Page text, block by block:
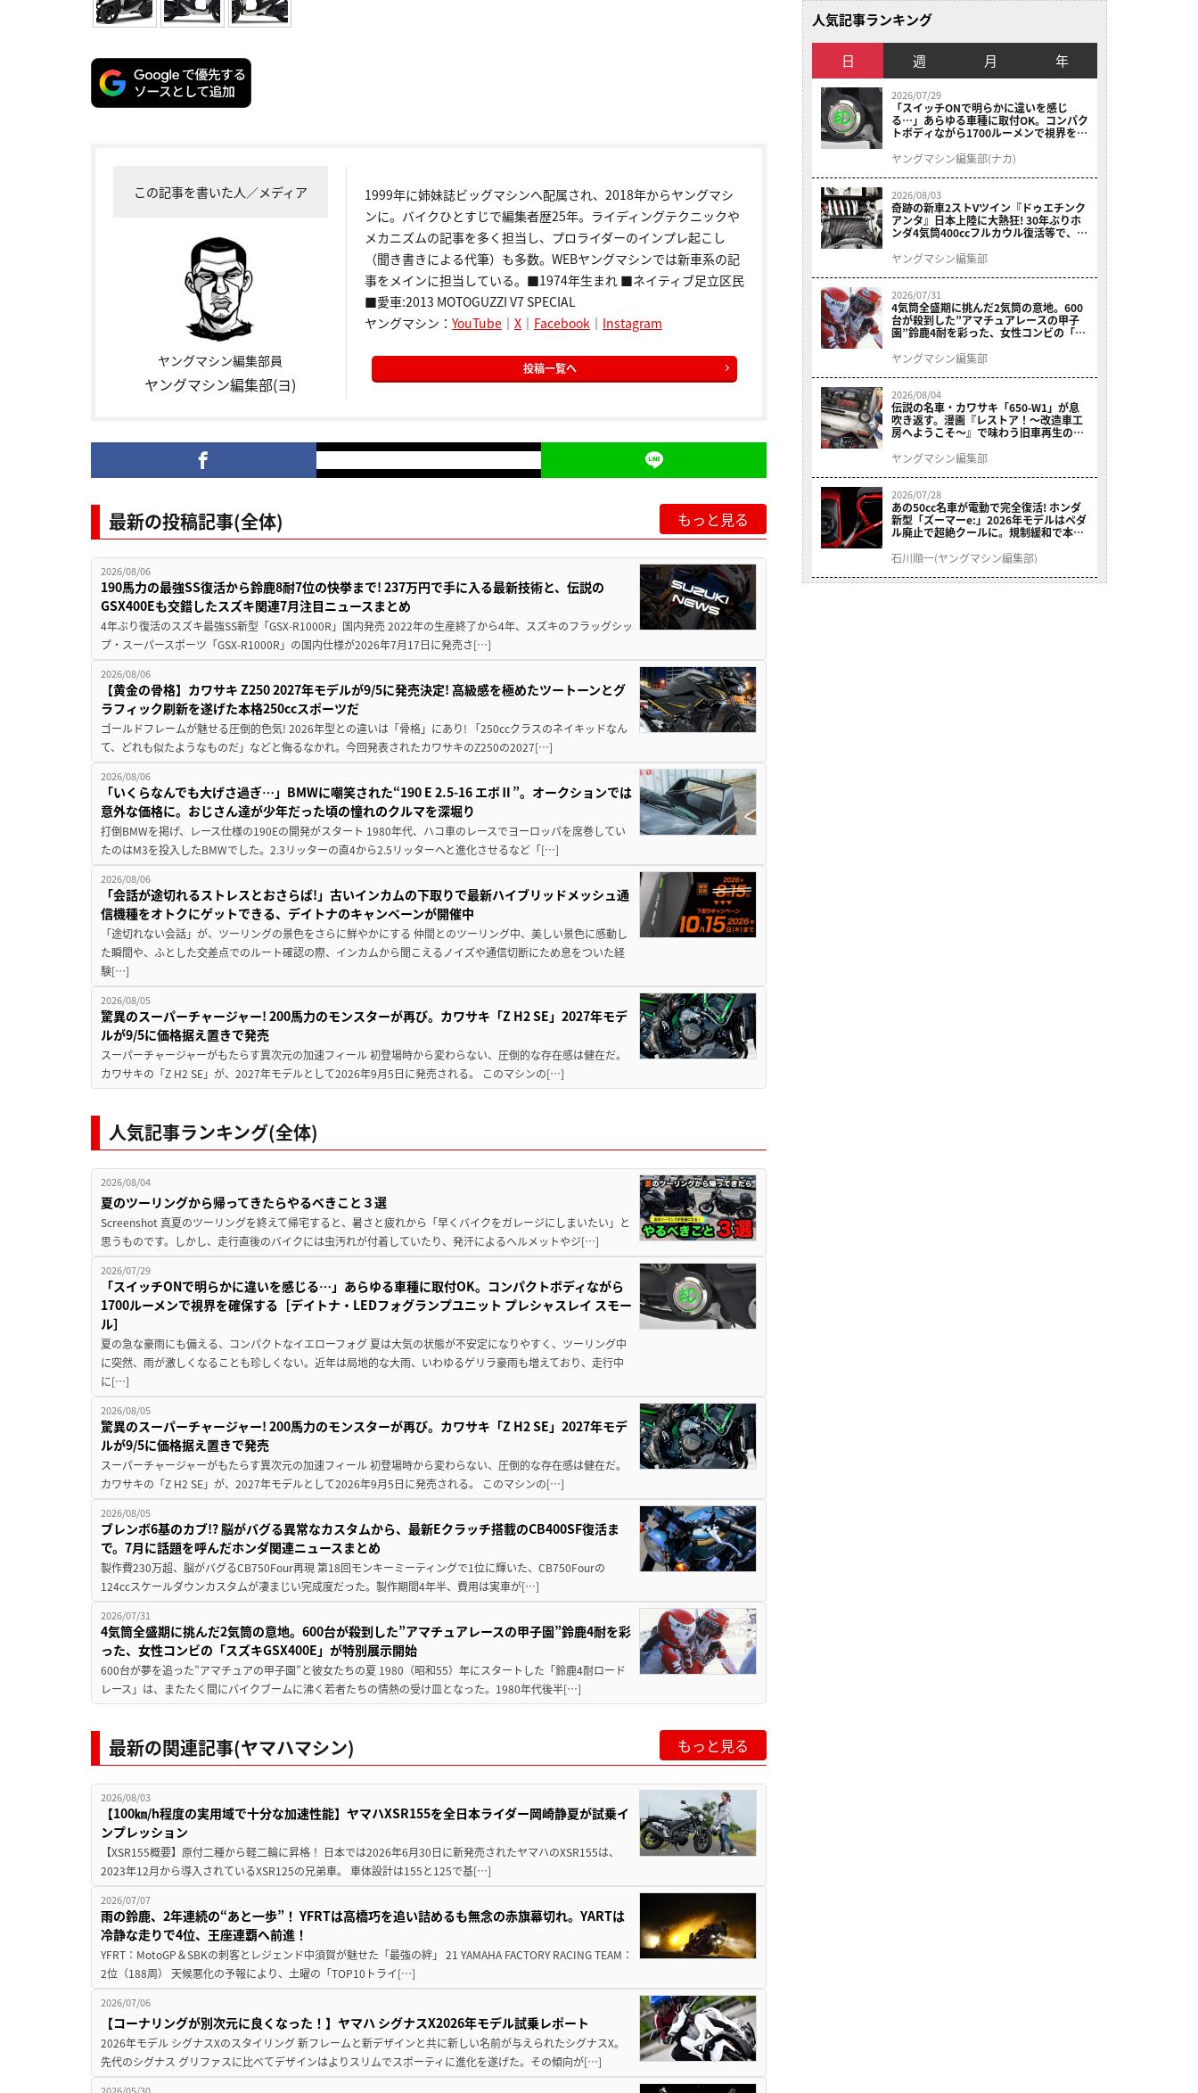
この記事を書いた人／メディア
ヤングマシン編集部員
ヤングマシン編集部(ヨ)
1999年に姉妹誌ビッグマシンへ配属され、2018年からヤングマシ
ンに。バイクひとすじで編集者歴25年。ライディングテクニックや
メカニズムの記事を多く担当し、プロライダーのインプレ起こし
（聞き書きによる代筆）も多数。WEBヤングマシンでは新車系の記
事をメインに担当している。■1974年生まれ ■ネイティブ足立区民
■愛車:2013 MOTOGUZZI V7 SPECIAL
ヤングマシン： YouTube｜ X｜ Facebook｜ Instagram
投稿一覧へ
最新の投稿記事(全体) もっと見る
2026/08/06
190馬力の最強SS復活から鈴鹿8耐7位の快挙まで! 237万円で手に入る最新技術と、伝説の
GSX400Eも交錯したスズキ関連7月注目ニュースまとめ
4年ぶり復活のスズキ最強SS新型「GSX-R1000R」国内発売 2022年の生産終了から4年、スズキのフラッグシッ
プ・スーパースポーツ「GSX-R1000R」の国内仕様が2026年7月17日に発売さ[…]
2026/08/06
【黄金の骨格】カワサキ Z250 2027年モデルが9/5に発売決定! 高級感を極めたツートーンとグ
ラフィック刷新を遂げた本格250ccスポーツだ
ゴールドフレームが魅せる圧倒的色気! 2026年型との違いは「骨格」にあり! 「250ccクラスのネイキッドなん
て、どれも似たようなものだ」などと侮るなかれ。今回発表されたカワサキのZ250の2027[…]
2026/08/06
「いくらなんでも大げさ過ぎ…」BMWに嘲笑された“190 E 2.5-16 エボⅡ”。オークションでは
意外な価格に。おじさん達が少年だった頃の憧れのクルマを深堀り
打倒BMWを掲げ、レース仕様の190Eの開発がスタート 1980年代、ハコ車のレースでヨーロッパを席巻してい
たのはM3を投入したBMWでした。2.3リッターの直4から2.5リッターへと進化させるなど「[…]
2026/08/06
「会話が途切れるストレスとおさらば!」古いインカムの下取りで最新ハイブリッドメッシュ通
信機種をオトクにゲットできる、デイトナのキャンペーンが開催中
「途切れない会話」が、ツーリングの景色をさらに鮮やかにする 仲間とのツーリング中、美しい景色に感動し
た瞬間や、ふとした交差点でのルート確認の際、インカムから聞こえるノイズや通信切断にため息をついた経
験[…]
2026/08/05
驚異のスーパーチャージャー! 200馬力のモンスターが再び。カワサキ「Z H2 SE」2027年モデ
ルが9/5に価格据え置きで発売
スーパーチャージャーがもたらす異次元の加速フィール 初登場時から変わらない、圧倒的な存在感は健在だ。
カワサキの「Z H2 SE」が、2027年モデルとして2026年9月5日に発売される。 このマシンの[…]
人気記事ランキング(全体)
2026/08/04
夏のツーリングから帰ってきたらやるべきこと３選
Screenshot 真夏のツーリングを終えて帰宅すると、暑さと疲れから「早くバイクをガレージにしまいたい」と
思うものです。しかし、走行直後のバイクには虫汚れが付着していたり、発汗によるヘルメットやジ[…]
2026/07/29
「スイッチONで明らかに違いを感じる…」あらゆる車種に取付OK。コンパクトボディながら
1700ルーメンで視界を確保する［デイトナ・LEDフォグランプユニット プレシャスレイ スモー
ル］
夏の急な豪雨にも備える、コンパクトなイエローフォグ 夏は大気の状態が不安定になりやすく、ツーリング中
に突然、雨が激しくなることも珍しくない。近年は局地的な大雨、いわゆるゲリラ豪雨も増えており、走行中
に[…]
2026/08/05
驚異のスーパーチャージャー! 200馬力のモンスターが再び。カワサキ「Z H2 SE」2027年モデ
ルが9/5に価格据え置きで発売
スーパーチャージャーがもたらす異次元の加速フィール 初登場時から変わらない、圧倒的な存在感は健在だ。
カワサキの「Z H2 SE」が、2027年モデルとして2026年9月5日に発売される。 このマシンの[…]
2026/08/05
ブレンボ6基のカブ!? 脳がバグる異常なカスタムから、最新Eクラッチ搭載のCB400SF復活ま
で。7月に話題を呼んだホンダ関連ニュースまとめ
製作費230万超、脳がバグるCB750Four再現 第18回モンキーミーティングで1位に輝いた、CB750Fourの
124ccスケールダウンカスタムが凄まじい完成度だった。製作期間4年半、費用は実車が[…]
2026/07/31
4気筒全盛期に挑んだ2気筒の意地。600台が殺到した”アマチュアレースの甲子園”鈴鹿4耐を彩
った、女性コンビの「スズキGSX400E」が特別展示開始
600台が夢を追った”アマチュアの甲子園”と彼女たちの夏 1980（昭和55）年にスタートした「鈴鹿4耐ロード
レース」は、またたく間にバイクブームに沸く若者たちの情熱の受け皿となった。1980年代後半[…]
最新の関連記事(ヤマハマシン) もっと見る
2026/08/03
【100㎞/h程度の実用域で十分な加速性能】ヤマハXSR155を全日本ライダー岡崎静夏が試乗イ
ンプレッション
【XSR155概要】原付二種から軽二輪に昇格！ 日本では2026年6月30日に新発売されたヤマハのXSR155は、
2023年12月から導入されているXSR125の兄弟車。 車体設計は155と125で基[…]
2026/07/07
雨の鈴鹿、2年連続の“あと一歩”！ YFRTは高橋巧を追い詰めるも無念の赤旗幕切れ。YARTは
冷静な走りで4位、王座連覇へ前進！
YFRT：MotoGP＆SBKの刺客とレジェンド中須賀が魅せた「最強の絆」 21 YAMAHA FACTORY RACING TEAM：
2位（188周） 天候悪化の予報により、土曜の「TOP10トライ[…]
2026/07/06
【コーナリングが別次元に良くなった！】ヤマハ シグナスX2026年モデル試乗レポート
2026年モデル シグナスXのスタイリング 新フレームと新デザインと共に新しい名前が与えられたシグナスX。
先代のシグナス グリファスに比べてデザインはよりスリムでスポーティに進化を遂げた。その傾向が[…]
人気記事ランキング
日 週 月 年
2026/07/29
「スイッチONで明らかに違いを感じ
る…」あらゆる車種に取付OK。コンパク
トボディながら1700ルーメンで視界を確
ニット プレシャスレイ スモール］
ヤングマシン編集部(ナカ)
2026/08/03
奇跡の新車2ストVツイン『ドゥエチンク
アンタ』日本上陸に大熱狂! 30年ぶりホ
ンダ4気筒400ccフルカウル復活等で、ロ
ニュース振り返り】
ヤングマシン編集部
2026/07/31
4気筒全盛期に挑んだ2気筒の意地。600
台が殺到した”アマチュアレースの甲子
園”鈴鹿4耐を彩った、女性コンビの「ス
ヤングマシン編集部
2026/08/04
伝説の名車・カワサキ「650-W1」が息
吹き返す。漫画『レストア！～改造車工
房へようこそ～』で味わう旧車再生のロ
ヤングマシン編集部
2026/07/28
あの50cc名車が電動で完全復活! ホンダ
新型「ズーマーe:」2026年モデルはペダ
ル廃止で超絶クールに。規制緩和で本来
石川順一(ヤングマシン編集部)